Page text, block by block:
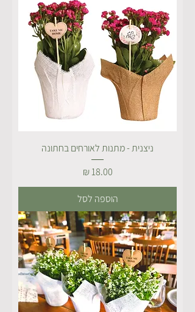
ניצנית - מתנות לאורחים בחתונה
מחיר
הוספה לסל